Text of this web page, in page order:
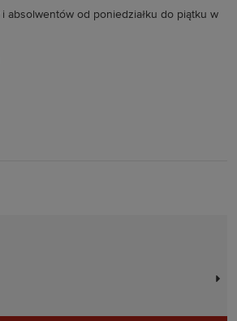
absolwentów od poniedziałku do piątku w